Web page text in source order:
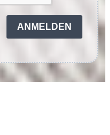
ANMELDEN